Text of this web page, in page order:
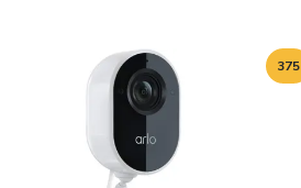
375